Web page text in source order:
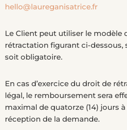
hello@laureganisatrice.fr
Le Client peut utiliser le modèle
rétractation figurant ci-dessous,
soit obligatoire.
En cas d’exercice du droit de
légal, le remboursement sera
maximal de quatorze (14) jours
réception de la demande.